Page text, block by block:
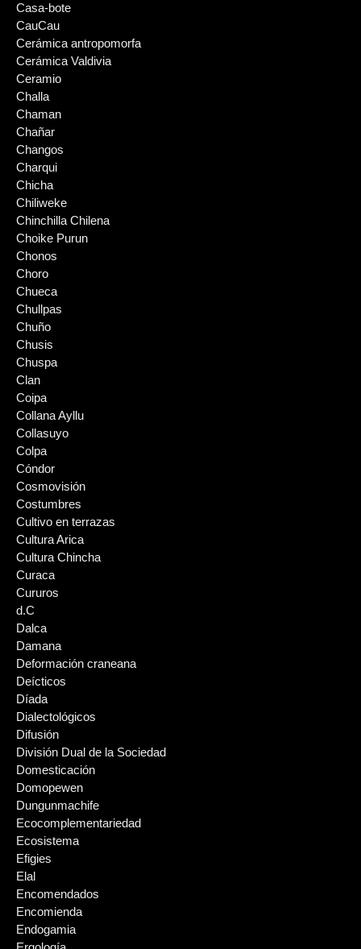
Casa-bote
CauCau
Cerámica antropomorfa
Cerámica Valdivia
Ceramio
Challa
Chaman
Chañar
Changos
Charqui
Chicha
Chiliweke
Chinchilla Chilena
Choike Purun
Chonos
Choro
Chueca
Chullpas
Chuño
Chusis
Chuspa
Clan
Coipa
Collana Ayllu
Collasuyo
Colpa
Cóndor
Cosmovisión
Costumbres
Cultivo en terrazas
Cultura Arica
Cultura Chincha
Curaca
Cururos
d.C
Dalca
Damana
Deformación craneana
Deícticos
Díada
Dialectológicos
Difusión
División Dual de la Sociedad
Domesticación
Domopewen
Dungunmachife
Ecocomplementariedad
Ecosistema
Efigies
Elal
Encomendados
Encomienda
Endogamia